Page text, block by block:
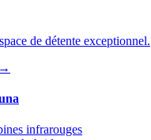
de détente exceptionnel.
infrarouges